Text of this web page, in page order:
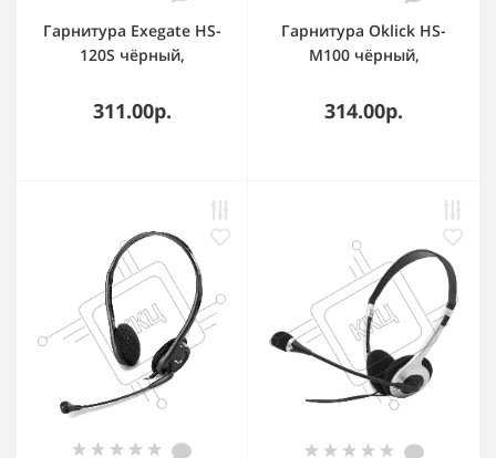
Гарнитура Exegate HS-
120S чёрный,
jack 3.5 мм, подвижный
микрофон
311.00р.
Гарнитура Oklick HS-
M100 чёрный,
314.00р.